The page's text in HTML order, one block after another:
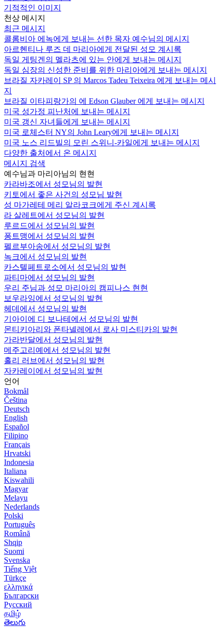
기적적인 이미지
천상 메시지
최근 메시지
콜롬비아 에녹에게 보내는 선한 목자 예수님의 메시지
아르헨티나 루즈 데 마리아에게 전달된 성모 계시록
독일 게팅겐의 멜라츠에 있는 안에게 보내는 메시지
독일 심장의 신성한 준비를 위한 마리아에게 보내는 메시지
브라질 자카레이 SP 의 Marcos Tadeu Teixeira 에게 보내는 메시
지
브라질 이타피랑가의 에 Edson Glauber 에게 보내는 메시지
미국 성가정 피난처에 보내는 메시지
미국 갱신 자녀들에게 보내는 메시지
미국 로체스터 NY의 John Leary에게 보내는 메시지
미국 노스 리드빌의 모린 스위니-카일에게 보내는 메시지
다양한 출처에서 온 메시지
메시지 검색
예수님과 마리아님의 현현
카라바조에서 성모님의 발현
키토에서 좋은 사건의 성모님 발현
성 마가레테 메리 알라코크에게 주신 계시록
라 살레트에서 성모님의 발현
루르드에서 성모님의 발현
퐁트맹에서 성모님의 발현
펠르부아송에서 성모님의 발현
녹크에서 성모님의 발현
카스텔페트로소에서 성모님의 발현
파티마에서 성모님의 발현
우리 주님과 성모 마리아의 캠피나스 현현
보우라잉에서 성모님의 발현
헤데에서 성모님의 발현
기아이에 디 보나테에서 성모님의 발현
몬티키아리와 폰타넬레에서 로사 미스티카의 발현
가라반달에서 성모님의 발현
메주고리예에서 성모님의 발현
홀리 러브에서 성모님의 발현
자카레이에서 성모님의 발현
언어
Bokmål
Čeština
Deutsch
English
Español
Filipino
Français
Hrvatski
Indonesia
Italiana
Kiswahili
Magyar
Melayu
Nederlands
Polski
Português
Română
Shqip
Suomi
Svenska
Tiếng Việt
Türkçe
ελληνικά
Български
Русский
தமிழ்
తెలుగు